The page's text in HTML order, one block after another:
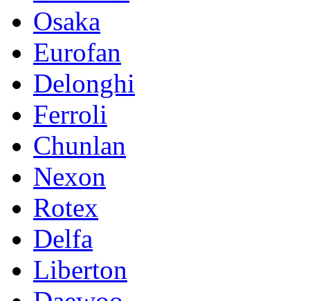
Osaka
Eurofan
Delonghi
Ferroli
Chunlan
Nexon
Rotex
Delfa
Liberton